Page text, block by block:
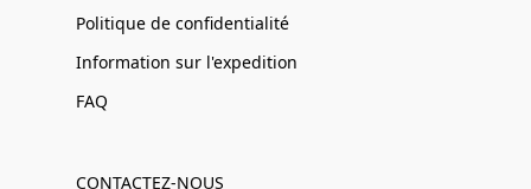
Politique de confidentialité
Information sur l'expedition
FAQ
CONTACTEZ-NOUS